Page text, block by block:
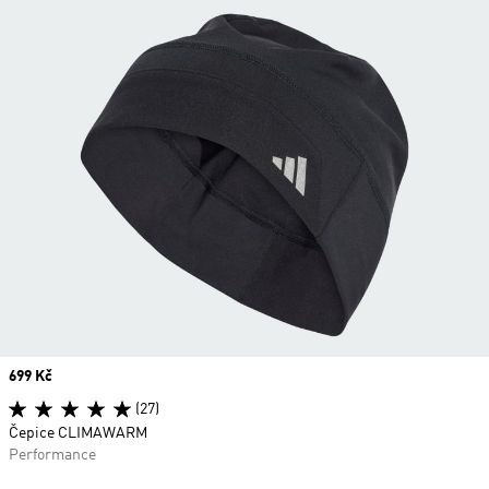
Price
699 Kč
(27)
Čepice CLIMAWARM
Performance